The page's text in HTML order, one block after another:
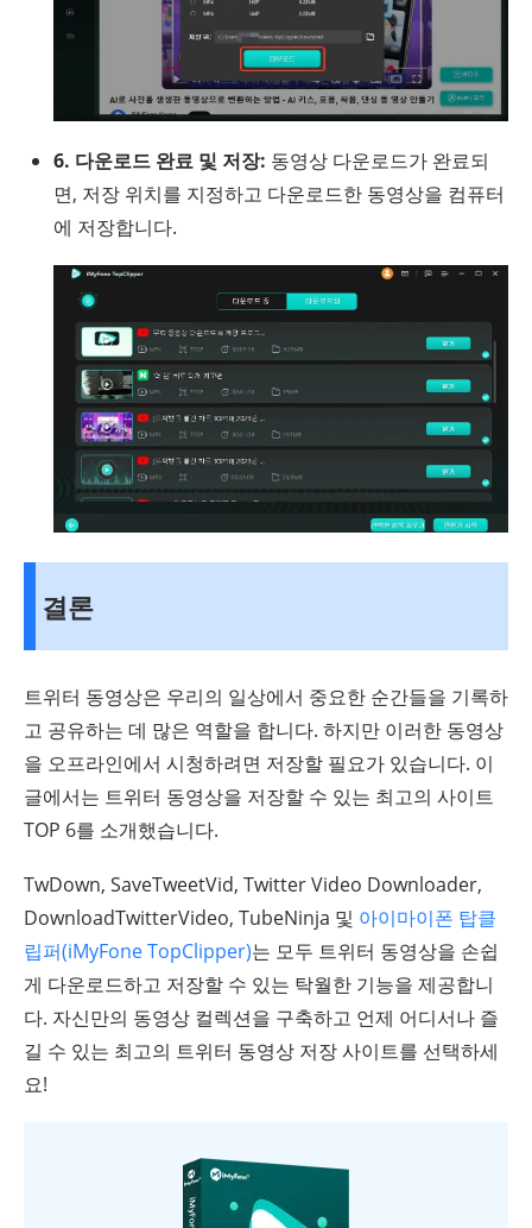
6. 다운로드 완료 및 저장: 동영상 다운로드가 완료되
면, 저장 위치를 지정하고 다운로드한 동영상을 컴퓨터
에 저장합니다.
결론
트위터 동영상은 우리의 일상에서 중요한 순간들을 기록하
고 공유하는 데 많은 역할을 합니다. 하지만 이러한 동영상
을 오프라인에서 시청하려면 저장할 필요가 있습니다. 이
글에서는 트위터 동영상을 저장할 수 있는 최고의 사이트
TOP 6를 소개했습니다.
TwDown, SaveTweetVid, Twitter Video Downloader,
DownloadTwitterVideo, TubeNinja 및 아이마이폰 탑클
립퍼(iMyFone TopClipper)는 모두 트위터 동영상을 손쉽
게 다운로드하고 저장할 수 있는 탁월한 기능을 제공합니
다. 자신만의 동영상 컬렉션을 구축하고 언제 어디서나 즐
길 수 있는 최고의 트위터 동영상 저장 사이트를 선택하세
요!